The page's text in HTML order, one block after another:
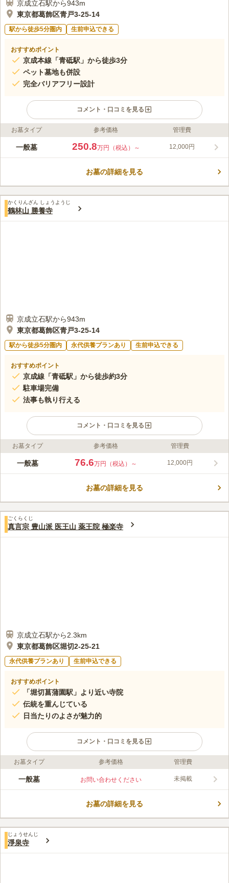
京成立石駅から943m
東京都葛飾区青戸3-25-14
駅から徒歩5分圏内 生前申込できる
おすすめポイント
京成本線「青砥駅」から徒歩3分
ペット墓地も併設
完全バリアフリー設計
コメント・口コミを見る
ライフドット編集部のコメント
葛飾区随一の駅近の墓苑で、様々なニーズに応えられるよう配慮
設されており、最愛のペットの供養も安心してお任せすることが
口コミ評価
この霊園はまだ誰からも評価されていません。
お墓タイプ 参考価格 管理費
一般墓 250.8万円（税込）～ 12,000円
お墓の詳細を見る
かくりんざん しょうようじ
鶴林山 勝養寺
京成立石駅から943m
東京都葛飾区青戸3-25-14
駅から徒歩5分圏内 永代供養プランあり 生前申込できる
おすすめポイント
京成線「青砥駅」から徒歩約3分
駐車場完備
法事も執り行える
コメント・口コミを見る
ライフドット編集部のコメント
京成線「青砥駅」から徒歩３分、京成「立石駅」からも徒歩圏、
史がある寺院で、お年寄りや足の悪い方に優しい全て椅子席とな
口コミ評価
この霊園はまだ誰からも評価されていません。
お墓タイプ 参考価格 管理費
一般墓 76.6万円（税込）～ 12,000円
お墓の詳細を見る
ごくらくじ
真言宗 豊山派 医王山 薬王院 極楽寺
京成立石駅から2.3km
東京都葛飾区堀切2-25-21
永代供養プランあり 生前申込できる
おすすめポイント
「堀切菖蒲園駅」より近い寺院
伝統を重んじている
日当たりのよさが魅力的
コメント・口コミを見る
ライフドット編集部のコメント
1449年に創建されたと言われている極楽寺は、住宅地の中にあ
れに塩をふりかけてイボに塗ると治るという伝説があります。フ
口コミ評価
この霊園はまだ誰からも評価されていません。
お墓タイプ 参考価格 管理費
一般墓 お問い合わせください 未掲載
お墓の詳細を見る
じょうせんじ
淨泉寺